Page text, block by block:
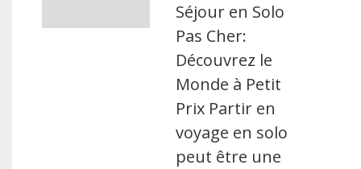
Séjour en Solo
Pas Cher:
Découvrez le
Monde à Petit
Prix Partir en
voyage en solo
peut être une